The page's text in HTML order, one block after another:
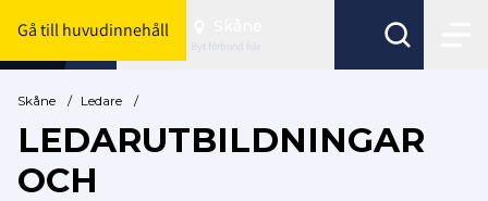
Gå till huvudinnehåll
Byt förbund här
Skåne / Ledare /
LEDARUTBILDNINGAR
OCH